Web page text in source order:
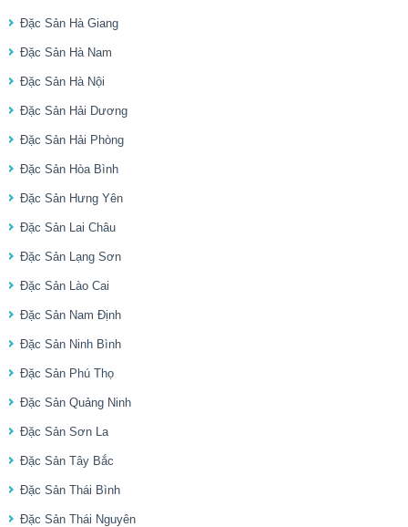
Đặc Sản Hà Giang
Đặc Sản Hà Nam
Đặc Sản Hà Nội
Đặc Sản Hải Dương
Đặc Sản Hải Phòng
Đặc Sản Hòa Bình
Đặc Sản Hưng Yên
Đặc Sản Lai Châu
Đặc Sản Lạng Sơn
Đặc Sản Lào Cai
Đặc Sản Nam Định
Đặc Sản Ninh Bình
Đặc Sản Phú Thọ
Đặc Sản Quảng Ninh
Đặc Sản Sơn La
Đặc Sản Tây Bắc
Đặc Sản Thái Bình
Đặc Sản Thái Nguyên